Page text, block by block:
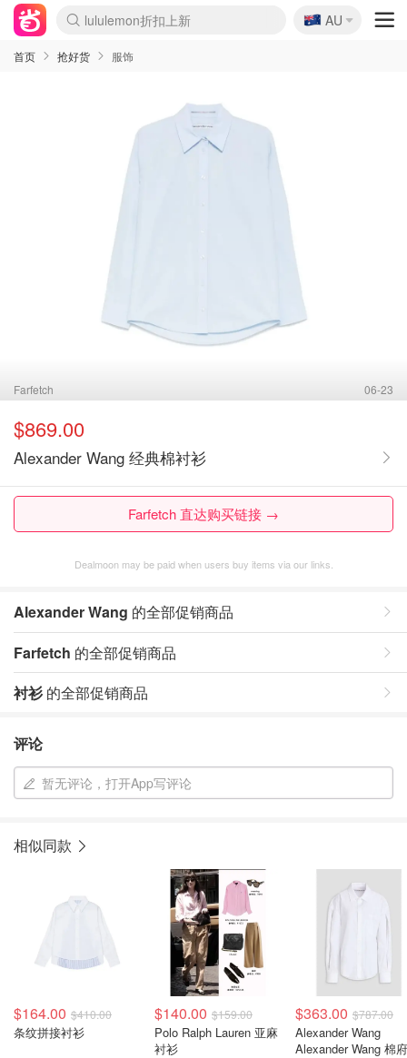
lululemon折扣上新
Sasa美妆护肤3.5折
SSENSE年中3折
FreshBeauty好价汇总
Cettire降价+叠9折
WWS Coles超市实拍
viagogo二手票捡漏
Myer超级周末1折
The Outnet奢牌1折起
David Jones 3折起
Flannels大牌1折
Perfumes Club护肤1折
AMIRO返校季6.2折
Amazon折扣汇总
eToro入金$200送$50
Amazon数码好物
ICONIC本周7.5折
ThedoubleF高奢地板价
Moose Knuckles 6折
丝芙兰5折起
EUFY官网3.7折起
Selenichast首饰2折
Trip机票酒店促销
YSL送5件彩妆礼
Amazon家居好物
Amazon美妆护肤
雅漾大喷$8
过敏原检测盒$33
伊索独家赠50ml沐浴露
科颜氏清仓3折
SEALIFE海洋馆门票6折
丝塔芙大白罐$16
订阅Newsletter送香薰
Cult Beauty 6.8折
Harrods圣诞日历2.3折
LN-CC奢牌私促3折
d'Alba空姐喷雾$16
EVE LOM套装逆天2折
Bernardelli独家4折
Adore Beauty 6折起
CT圣诞日历
Mytheresa奢品2.7折
Luxury Escapes 9折
Currentbody美容仪9折
MOON Garden Live
Roborock扫地机3.7折
Tingo Life水杯$24
Valentino官网5折
CR洗发护发6.3折
修丽可套装7.4折
Myer彩妆2件7折
GANNI官网4.5折
Stylevana韩妆4折
Tessabit高奢8.5折
OGX洗护4折
Amazon阿德莱德次日达
卡诗8.5折+赠礼
Philips Hue灯具8折
🇦🇺
AU
首页 抢好货 服饰
Farfetch 06-23
$869.00
Alexander Wang 经典棉衬衫
Farfetch 直达购买链接 →
Dealmoon may be paid when users buy items via our links.
Alexander Wang 的全部促销商品
Farfetch 的全部促销商品
衬衫的全部促销商品
评论
暂无评论，打开App写评论
相似同款
$164.00 $410.00
条纹拼接衬衫
$140.00 $159.00
Polo Ralph Lauren 亚麻
衬衫
$363.00 $787.00
Alexander Wang
Alexander Wang 棉